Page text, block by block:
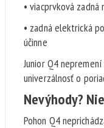
• viacprvková
• zadná elektrická
účinne
Junior Q4
univerzálnosť o
Nevýhody?
Pohon Q4